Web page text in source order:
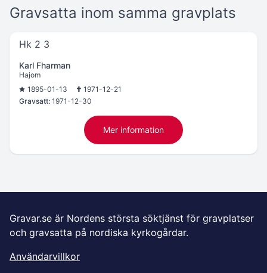
Gravsatta inom samma gravplats
Hk 2 3
Karl Fharman
Hajom
1895-01-13
1971-12-21
Gravsatt: 1971-12-30
Mer information
Gravar.se är Nordens största söktjänst för gravplatser
och gravsatta på nordiska kyrkogårdar.
Användarvillkor